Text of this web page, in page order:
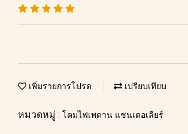
เพิ่มรายการโปรด เปรียบเทียบ
หมวดหมู่ : โคมไฟเพดาน แชนเดอเลียร์